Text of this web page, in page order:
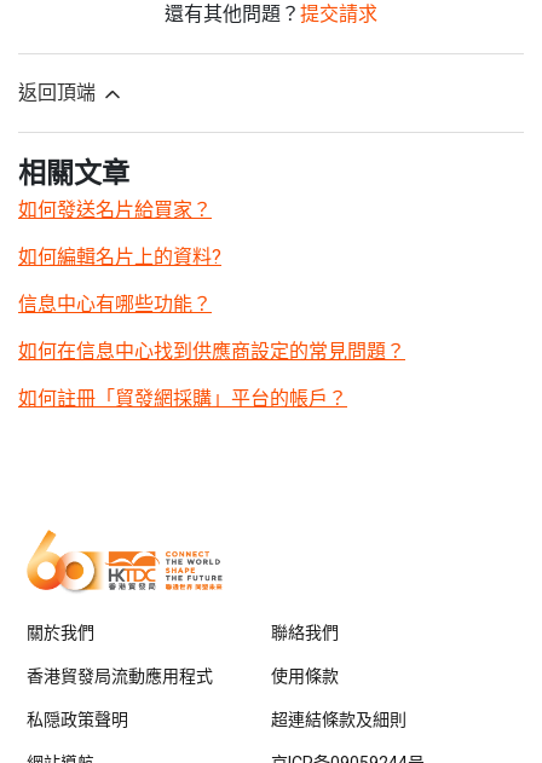
還有其他問題？ 提交請求
返回頂端
相關文章
如何發送名片給買家？
如何編輯名片上的資料?
信息中心有哪些功能？
如何在信息中心找到供應商設定的常見問題？
如何註冊「貿發網採購」平台的帳戶？
關於我們 聯絡我們
香港貿發局流動應用程式 使用條款
私隠政策聲明 超連結條款及細則